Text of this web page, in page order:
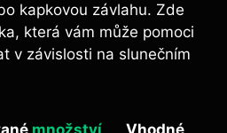
kapkovou závlahu. Zde
která vám může pomoci
v závislosti na slunečním
množství
Vhodné